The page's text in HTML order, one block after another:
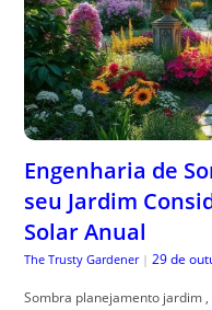
Engenharia de
seu Jardim
Solar Anual
The Trusty Gardener | 29 de
Sombra planejamento jardim